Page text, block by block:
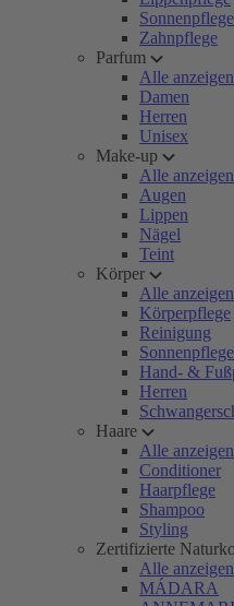
Sonnenpflege
Zahnpflege
Parfum
Alle anzeigen
Damen
Herren
Unisex
Make-up
Alle anzeigen
Augen
Lippen
Nägel
Teint
Körper
Alle anzeigen
Körperpflege
Reinigung
Sonnenpflege
Hand- &
Herren
Haare
Alle anzeigen
Conditioner
Haarpflege
Shampoo
Styling
Zertifizierte
Alle anzeigen
MÁDARA